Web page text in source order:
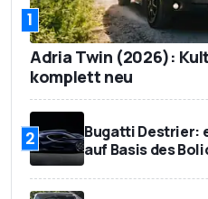
1
Adria Twin (2026):
komplett neu
2
Bugatti Destrier:
auf Basis des